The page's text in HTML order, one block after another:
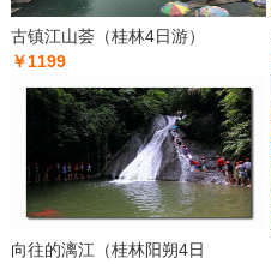
古镇江山荟（桂林4日游）
￥1199
向往的漓江（桂林阳朔4日